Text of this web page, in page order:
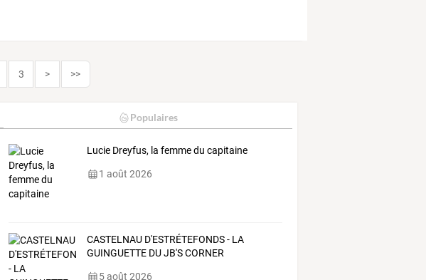
3 > >>
Populaires
Lucie Dreyfus, la femme du capitaine
1 août 2026
CASTELNAU D'ESTRÉTEFONDS - LA
GUINGUETTE DU JB'S CORNER
5 août 2026